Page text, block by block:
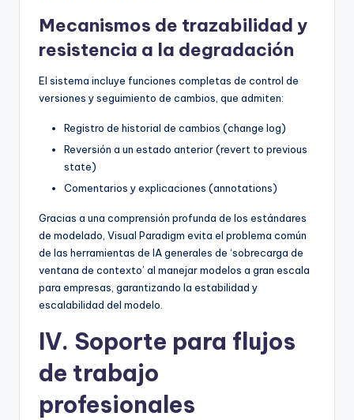
Mecanismos de trazabilidad y
resistencia a la degradación
El sistema incluye funciones completas de control de
versiones y seguimiento de cambios, que admiten:
Registro de historial de cambios (change log)
Reversión a un estado anterior (revert to previous
state)
Comentarios y explicaciones (annotations)
Gracias a una comprensión profunda de los estándares
de modelado, Visual Paradigm evita el problema común
de las herramientas de IA generales de ‘sobrecarga de
ventana de contexto’ al manejar modelos a gran escala
para empresas, garantizando la estabilidad y
escalabilidad del modelo.
IV. Soporte para flujos
de trabajo
profesionales